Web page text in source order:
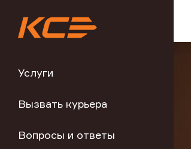
Услуги
Вызвать курьера
Вопросы и ответы